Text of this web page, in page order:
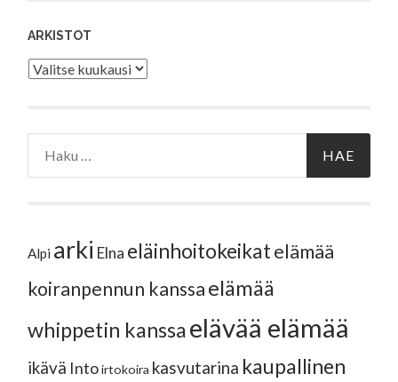
ARKISTOT
Arkistot
Alpi arki Elna eläinhoitokeikatelämää
koiranpennun kanssaelämää
whippetin kanssaelävää elämää
ikävä Intoirtokoira kasvutarina kaupallinen